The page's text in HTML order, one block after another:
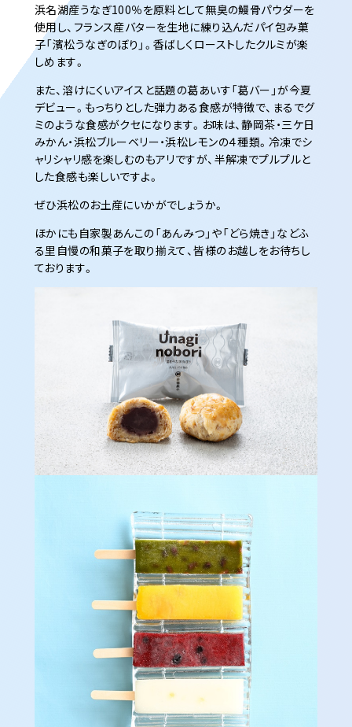
浜名湖産うなぎ100％を原料として無臭の鰻骨パウダーを
使用し、フランス産バターを生地に練り込んだパイ包み菓
子「濱松うなぎのぼり」。香ばしくローストしたクルミが楽
しめます。
また、溶けにくいアイスと話題の葛あいす「葛バー」が今夏
デビュー。もっちりとした弾力ある食感が特徴で、まるでグ
ミのような食感がクセになります。お味は、静岡茶・三ケ日
みかん・浜松ブルーベリー・浜松レモンの４種類。冷凍でシ
ャリシャリ感を楽しむのもアリですが、半解凍でプルプルと
した食感も楽しいですよ。
ぜひ浜松のお土産にいかがでしょうか。
ほかにも自家製あんこの「あんみつ」や「どら焼き」などふ
る里自慢の和菓子を取り揃えて、皆様のお越しをお待ちし
ております。